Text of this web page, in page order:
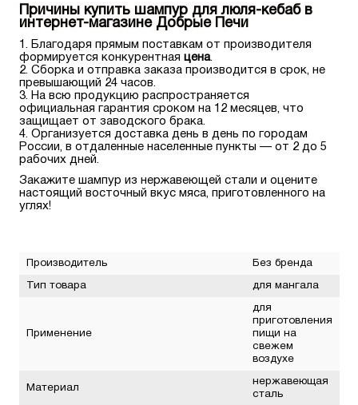
Причины купить шампур для люля-кебаб в
интернет-магазине Добрые Печи
Благодаря прямым поставкам от производителя
формируется конкурентная цена.
Сборка и отправка заказа производится в срок, не
превышающий 24 часов.
На всю продукцию распространяется
официальная гарантия сроком на 12 месяцев, что
защищает от заводского брака.
Организуется доставка день в день по городам
России, в отдаленные населенные пункты — от 2 до 5
рабочих дней.
Закажите шампур из нержавеющей стали и оцените
настоящий восточный вкус мяса, приготовленного на
углях!
Производитель Без бренда
Тип товара для мангала
Применение
для
приготовления
пищи на
свежем
воздухе
Материал
нержавеющая
сталь